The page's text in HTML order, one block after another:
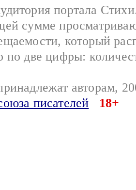
портала
сумме
который
по две цифры:
авторам,
писателей
18+